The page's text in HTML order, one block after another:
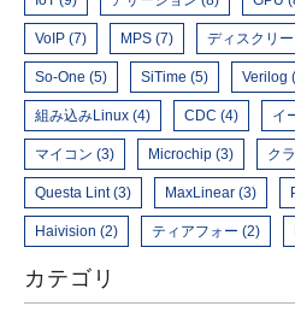
VoIP (7) MPS (7) ディスクリ
So-One (5) SiTime (5) Verilog
組み込みLinux (4) CDC (4) イ
マイコン (3) Microchip (3) ク
Questa Lint (3) MaxLinear (3)
Haivision (2) ティアフォー (2)
カテゴリ